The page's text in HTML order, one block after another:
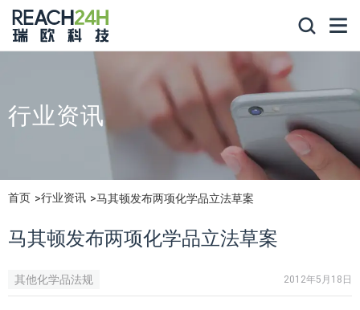
行业资讯
首页 行业资讯 马其顿发布两项化学品立法草案
马其顿发布两项化学品立法草案
其他化学品法规 2012年5月18日